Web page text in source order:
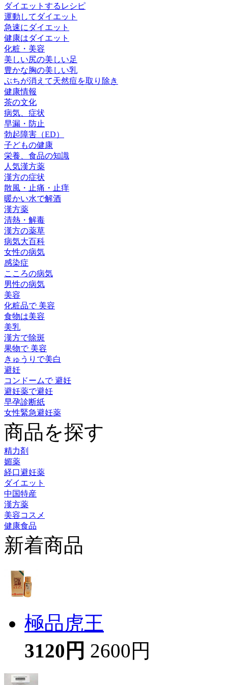
ダイエットするレシピ
運動してダイエット
急速にダイエット
健康はダイエット
化粧・美容
美しい尻の美しい足
豊かな胸の美しい乳
ぶちが消えて天然痘を取り除き
健康情報
茶の文化
病気、症状
早漏・防止
勃起障害（ED）
子どもの健康
栄養、食品の知識
人気漢方薬
漢方の症状
散風・止痛・止痒
暖かい水で解酒
漢方薬
清熱・解毒
漢方の薬草
病気大百科
女性の病気
感染症
こころの病気
男性の病気
美容
化粧品で 美容
食物は美容
美乳
漢方で除斑
果物で 美容
きゅうりで美白
避妊
コンドームで 避妊
避妊薬で避妊
早孕診断紙
女性緊急避妊薬
商品を探す
精力剤
媚薬
経口避妊薬
ダイエット
中国特産
漢方薬
美容コスメ
健康食品
新着商品
極品虎王
3120円 2600円